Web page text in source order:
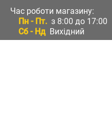
Час роботи магазину:
Пн - Пт. з 8:00 до 17:00
Сб - Нд Вихідний